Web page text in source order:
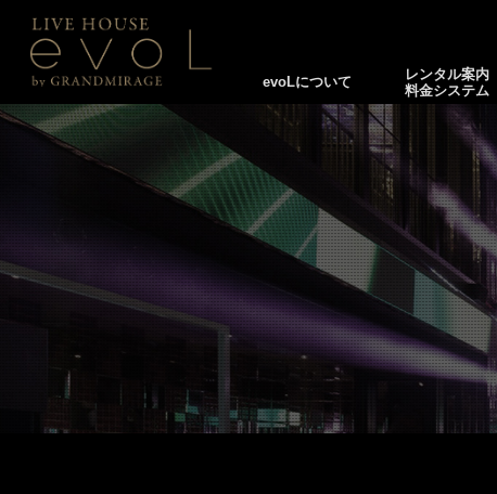
evoLについて
レンタル案内
料金システム